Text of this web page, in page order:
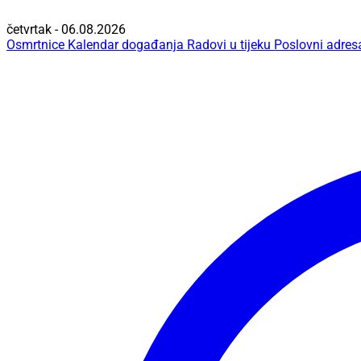
četvrtak - 06.08.2026
Osmrtnice Kalendar događanja Radovi u tijeku Poslovni